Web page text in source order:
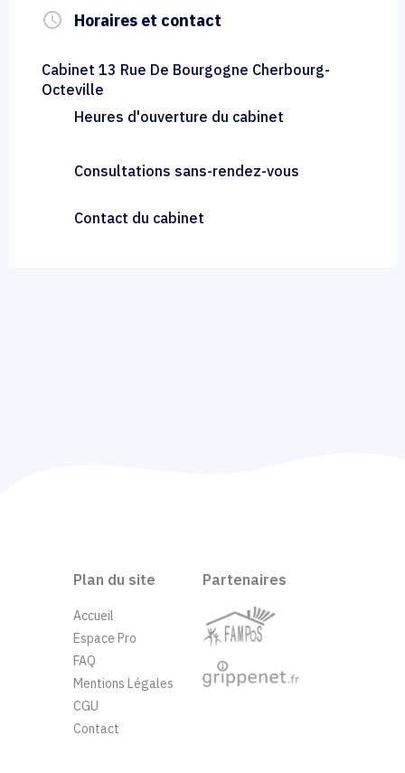
query_builder Horaires et contact
Cabinet 13 Rue De Bourgogne Cherbourg-
Octeville
Heures d'ouverture du cabinet
Consultations sans-rendez-vous
Contact du cabinet
Plan du site
Accueil
Espace Pro
FAQ
Mentions Légales
CGU
Contact
Partenaires